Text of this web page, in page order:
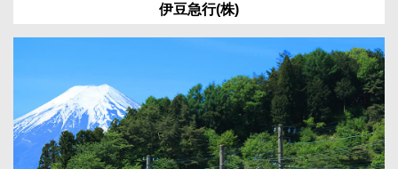
伊豆急行(株)